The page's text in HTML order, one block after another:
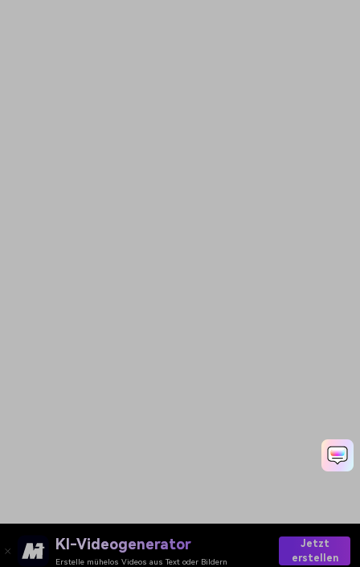
KI-Videogenerator
Erstelle mühelos Videos aus Text oder Bildern
Jetzt
erstellen